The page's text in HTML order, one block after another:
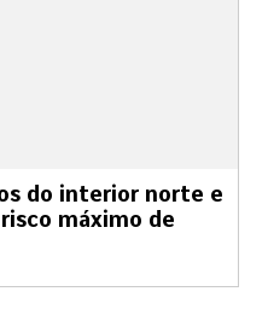
do interior norte e
máximo de